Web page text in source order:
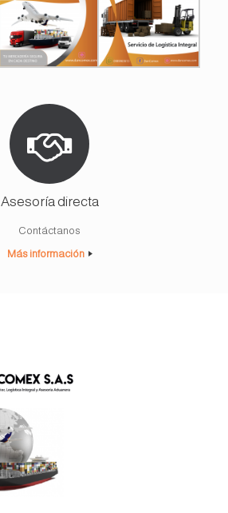
Asesoría directa
Contáctanos
Más información